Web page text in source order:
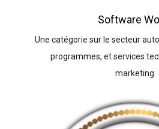
Software
Une catégorie sur le secteur
programmes, et services
marketing